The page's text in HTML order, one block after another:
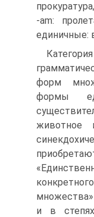
-am:
единичные:
форм
формы
животное
и в